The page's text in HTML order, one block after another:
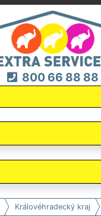
800 66 88 88
Královéhradecký kraj